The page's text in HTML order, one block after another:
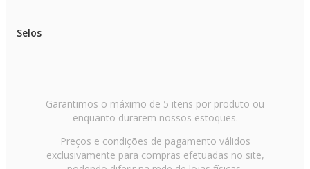
Selos
Garantimos o máximo de 5 itens por produto ou
enquanto durarem nossos estoques.
Preços e condições de pagamento válidos
exclusivamente para compras efetuadas no site,